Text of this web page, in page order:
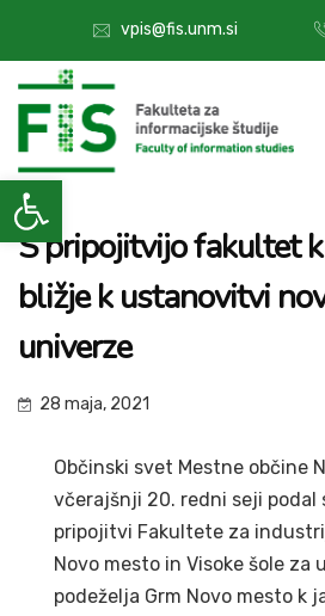
Open toolbar
vpis@fis.unm.si
S pripojitvijo fakultet
bližje k ustanovitvi
univerze
28 maja, 2021
Občinski svet Mestne občine
včerajšnji 20. redni seji podal
pripojitvi Fakultete za
Novo mesto in Visoke šole za
podeželja Grm Novo mesto k